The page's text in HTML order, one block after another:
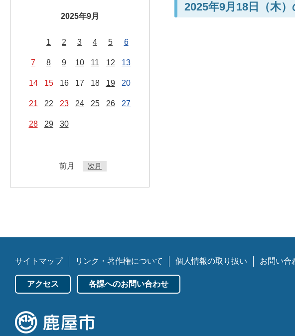
2025年9月
1 2 3 4 5 6
7 8 9 10 11 12 13
14 15 16 17 18 19 20
21 22 23 24 25 26 27
28 29 30
前月 次月
2025年9月18日（木
サイトマップ リンク・著作権について 個人情報の取り扱い お問い合
アクセス 各課へのお問い合わせ